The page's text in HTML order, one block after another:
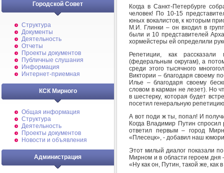
Городской Совет
Структура
Документы
Деятельность
Отчеты
Проекты документов
Публичные слушания
Информация
Интернет-приемная
КСК Мирного
Общая информация
Структура
Деятельность
Проекты документов
Новости и объявления
Администрация
Когда в Санкт-Петербурге
человек! По 10-15
юных вокалистов, к которым
М.И. Глинки – он входил в
были и 10 представителей
хормейстеры ей определили
Репетиции, как
(федеральным округам), а
среди этого тысячного
Виктории – благодаря своему
Илье – благодаря своему
словом в карман не лезет). Но
в шестерку, которая будет
посетил генеральную
А вот поди ж ты, попал! И
Когда Владимир Путин
ответил первым – город
«Плесецк», - добавил наш
Этот милый диалог показали
Мирном и в области героем дня
«Ну как он, Путин, такой же, как